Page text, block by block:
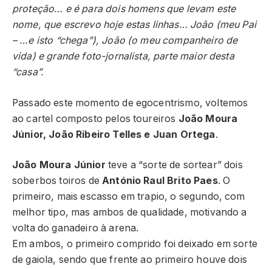
proteção… e é para dois homens que levam este
nome, que escrevo hoje estas linhas… João (meu Pai
– …e isto “chega”), João (o meu companheiro de
vida) e grande foto-jornalista, parte maior desta
“casa”.
Passado este momento de egocentrismo, voltemos
ao cartel composto pelos toureiros João Moura
Júnior, João Ribeiro Telles e Juan Ortega.
João Moura Júnior teve a “sorte de sortear” dois
soberbos toiros deAntónio Raul Brito Paes. O
primeiro, mais escasso em trapio, o segundo, com
melhor tipo, mas ambos de qualidade, motivando a
volta do ganadeiro à arena.
Em ambos, o primeiro comprido foi deixado em sorte
de gaiola, sendo que frente ao primeiro houve dois